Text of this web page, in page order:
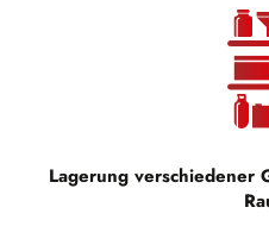
Lagerung verschiedener